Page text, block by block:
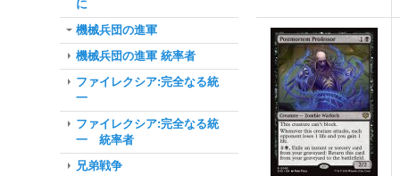
に
機械兵団の進軍
機械兵団の進軍 統率者
ファイレクシア:完全なる統
一
ファイレクシア:完全なる統
一 統率者
兄弟戦争